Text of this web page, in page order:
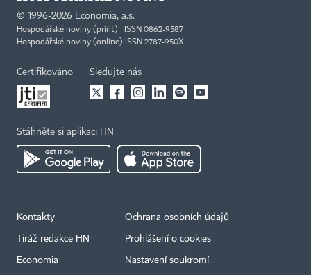
© 1996-2026 Economia, a.s.
Hospodářské noviny (print) ISSN 0862-9587
Hospodářské noviny (online) ISSN 2787-950X
Certifikováno Sledujte nás
Stáhněte si aplikaci HN
Kontakty
Tiráž redakce HN
Economia
Ochrana osobních údajů
Prohlášení o cookies
Nastavení soukromí